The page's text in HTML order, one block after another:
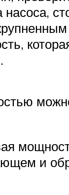
и